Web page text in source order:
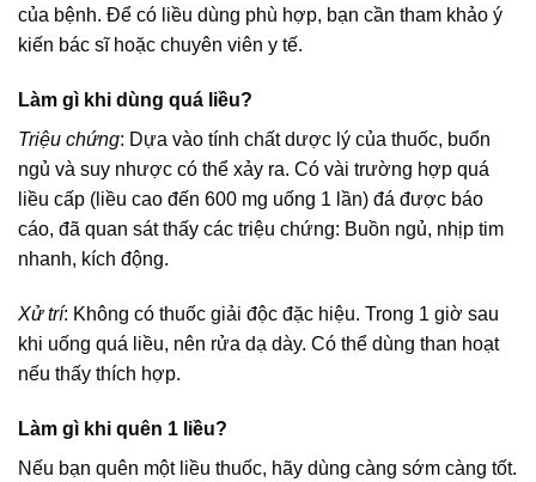
của bệnh. Để có liều dùng phù hợp, bạn cần tham khảo ý
kiến bác sĩ hoặc chuyên viên y tế.
Làm gì khi dùng quá liều?
Triệu chứng: Dựa vào tính chất dược lý của thuốc, buổn
ngủ và suy nhược có thể xảy ra. Có vài trường hợp quá
liều cấp (liều cao đến 600 mg uống 1 lần) đá được báo
cáo, đã quan sát thấy các triệu chứng: Buồn ngủ, nhịp tim
nhanh, kích động.
Xử trí: Không có thuốc giải độc đặc hiệu. Trong 1 giờ sau
khi uống quá liều, nên rửa dạ dày. Có thể dùng than hoạt
nếu thấy thích hợp.
Làm gì khi quên 1 liều?
Nếu bạn quên một liều thuốc, hãy dùng càng sớm càng tốt.